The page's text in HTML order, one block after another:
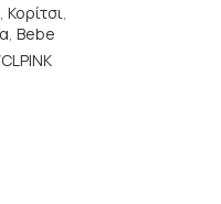
, Κορίτσι,
, Bebe